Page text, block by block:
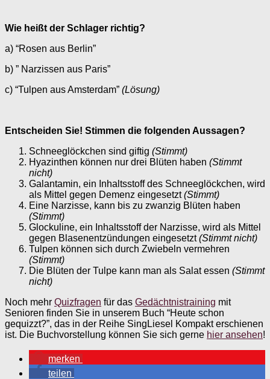
Wie heißt der Schlager richtig?
a) “Rosen aus Berlin”
b) ” Narzissen aus Paris”
c) “Tulpen aus Amsterdam” (Lösung)
Entscheiden Sie! Stimmen die folgenden Aussagen?
Schneeglöckchen sind giftig (Stimmt)
Hyazinthen können nur drei Blüten haben (Stimmt
nicht)
Galantamin, ein Inhaltsstoff des Schneeglöckchen, wird
als Mittel gegen Demenz eingesetzt(Stimmt)
Eine Narzisse, kann bis zu zwanzig Blüten haben
(Stimmt)
Glockuline, ein Inhaltsstoff der Narzisse, wird als Mittel
gegen Blasenentzündungen eingesetzt(Stimmt nicht)
Tulpen können sich durch Zwiebeln vermehren
(Stimmt)
Die Blüten der Tulpe kann man als Salat essen (Stimmt
nicht)
Noch mehr Quizfragen für das Gedächtnistraining mit
Senioren finden Sie in unserem Buch “Heute schon
gequizzt?”, das in der Reihe SingLiesel Kompakt erschienen
ist. Die Buchvorstellung können Sie sich gerne hier ansehen!
merken
teilen